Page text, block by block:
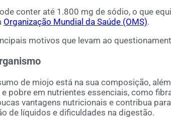
conter até 1.800 mg de sódio, o que
Organização Mundial da Saúde (OMS).
motivos que levam ao
de miojo está na sua composição,
pobre em nutrientes essenciais, como
vantagens nutricionais e contribua
de líquidos e dificuldades na digestão.